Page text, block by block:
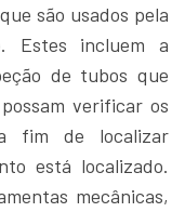
são usados pela
Estes incluem a
de tubos que
verificar os
fim de localizar
está localizado.
mecânicas,